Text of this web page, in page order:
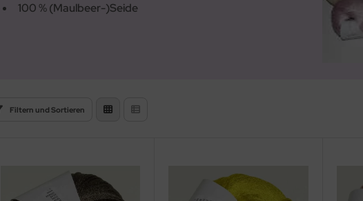
100 % (Maulbeer-)Seide
Filtern und Sortieren